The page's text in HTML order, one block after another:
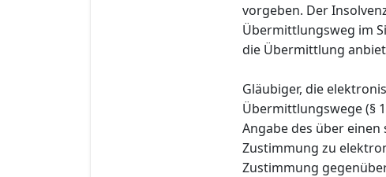
vorgeben. Der
Übermittlungsweg im
die Übermittlung
Gläubiger, die
Übermittlungswege (§
Angabe des über
Zustimmung zu
Zustimmung